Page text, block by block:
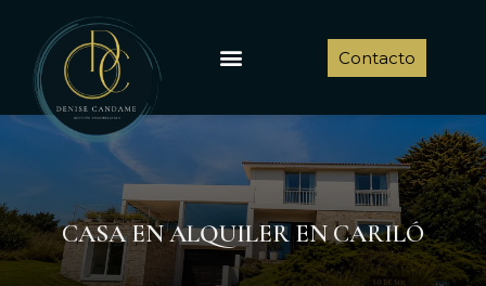
contenido
Menu Contacto
CASA EN ALQUILER EN CARILÓ